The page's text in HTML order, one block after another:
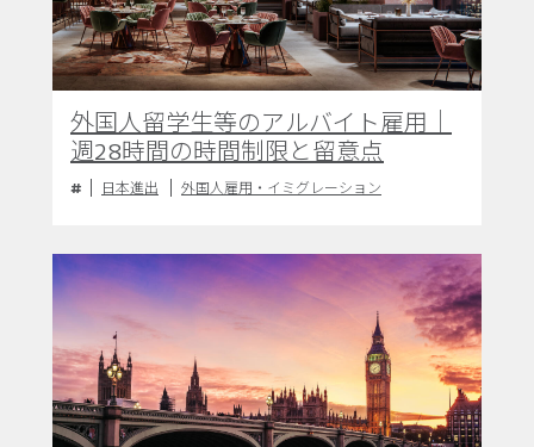
外国人留学生等のアルバイト雇用｜
週28時間の時間制限と留意点
日本進出 外国人雇用・イミグレーション